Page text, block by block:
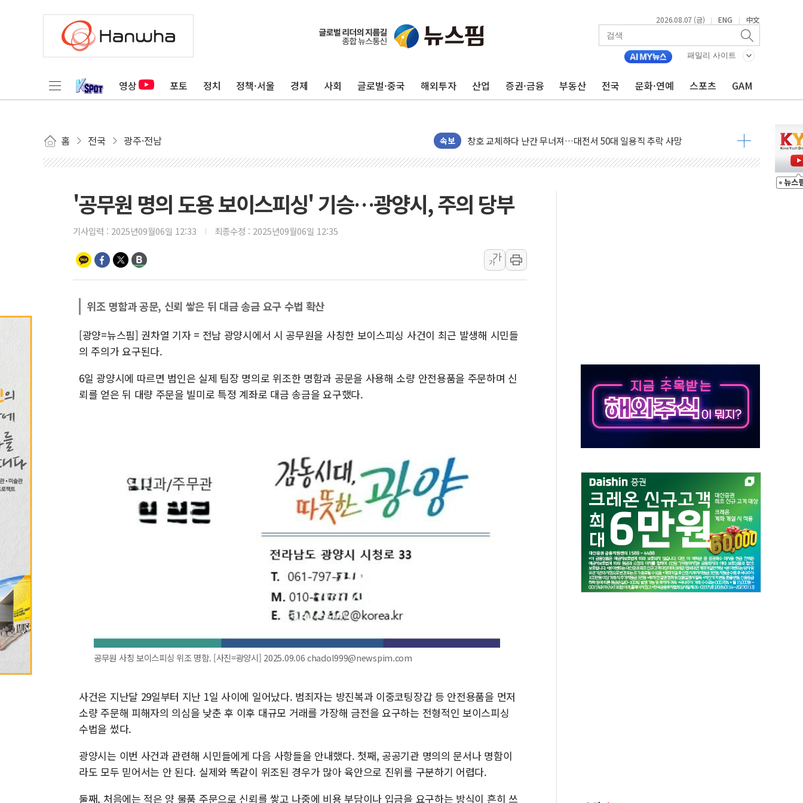
2026.08.07 (금) | ENG | 中文
패밀리 사이트
영상 포토 정치 정책·서울 경제 사회 글로벌·중국 해외투자 산업 증권·금융 부동산 전국 문화·연예 스포츠 GAM
홈 전국 광주·전남 속보
"최대 2시간 앞서 침수 예측"…건설연, AI 위험기상 기술 개발
유니슨 "국내생산세액공제·인증제도 개선 수혜 기대"
장동혁 "규제와 대출 풀고 재개발·재건축 촉진하는 것이 부동산 정상화"
[속보] 종합특검, '尹 관저 이전 감사 무마' 유병호 감사위원 구속 기소
日, 4~6월 105조원 환시 개입...4월 말 '56조원' 사상 최대
오렌지플래닛 창업재단, 스타트업 지원 프로그램 성료
장동혁 "집값 올려놓고 국민만 잡아"
[속보] '해병 순직 책임' 임성근 전 사단장 항소심도 징역 3년 선고
부동산정책 정상화 특별위원회 전체회의서 발언하는 장동혁 대표
전국 그늘막 4만개 육박 7년 새 7배 늘었다...폭염 대책비는 8.6배 증가
구리값 사상 최고치…'닥터 코퍼'가 말하는 경기 신호가 달라졌다
에어프레미아, 호치민 노선 재개...3년 2개월 만
국민통합위, 정치 다양성 제고 특별 위원회 위촉장 수여식 및 1차 회의
티엠씨, 220억원 규모 美 전력 케이블 수주
'공무원 명의 도용 보이스피싱' 기승…광양시, 주의 당부
기사입력 : 2025년09월06일 12:33 최종수정 : 2025년09월06일 12:35
가
가
위조 명함과 공문, 신뢰 쌓은 뒤 대금 송금 요구 수법 확산
[광양=뉴스핌] 권차열 기자 = 전남 광양시에서 시 공무원을 사칭한 보이스피싱 사건이 최근 발생해 시민들
의 주의가 요구된다.
6일 광양시에 따르면 범인은 실제 팀장 명의로 위조한 명함과 공문을 사용해 소량 안전용품을 주문하며 신
뢰를 얻은 뒤 대량 주문을 빌미로 특정 계좌로 대금 송금을 요구했다.
공무원 사칭 보이스피싱 위조 명함. [사진=광양시] 2025.09.06 chadol999@newspim.com
사건은 지난달 29일부터 지난 1일 사이에 일어났다. 범죄자는 방진복과 이중코팅장갑 등 안전용품을 먼저
소량 주문해 피해자의 의심을 낮춘 후 이후 대규모 거래를 가장해 금전을 요구하는 전형적인 보이스피싱
수법을 썼다.
광양시는 이번 사건과 관련해 시민들에게 다음 사항들을 안내했다. 첫째, 공공기관 명의의 문서나 명함이
라도 모두 믿어서는 안 된다. 실제와 똑같이 위조된 경우가 많아 육안으로 진위를 구분하기 어렵다.
둘째, 처음에는 적은 양 물품 주문으로 신뢰를 쌓고 나중에 비용 부담이나 입금을 요구하는 방식이 흔히 쓰